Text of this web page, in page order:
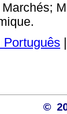
Marchés;
|
©